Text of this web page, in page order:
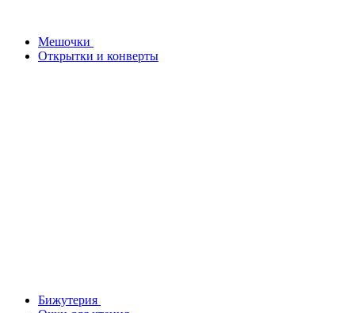
Мешочки
Открытки и конверты
Бижутерия